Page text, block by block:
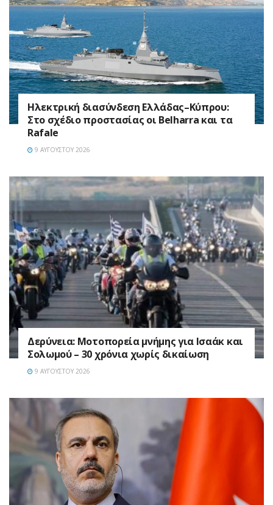
Ηλεκτρική διασύνδεση Ελλάδας–Κύπρου:
Στο σχέδιο προστασίας οι Belharra και τα
Rafale
9 ΑΥΓΟΎΣΤΟΥ 2026
Δερύνεια: Μοτοπορεία μνήμης για Ισαάκ και
Σολωμού – 30 χρόνια χωρίς δικαίωση
9 ΑΥΓΟΎΣΤΟΥ 2026